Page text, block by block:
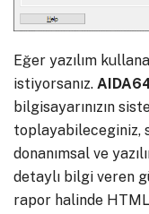
Eğer yazılım
istiyorsanız.
bilgisayarınızın
toplayabileceginiz,
donanımsal ve
detaylı bilgi veren
rapor halinde